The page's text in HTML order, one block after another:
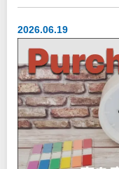
2026.06.19